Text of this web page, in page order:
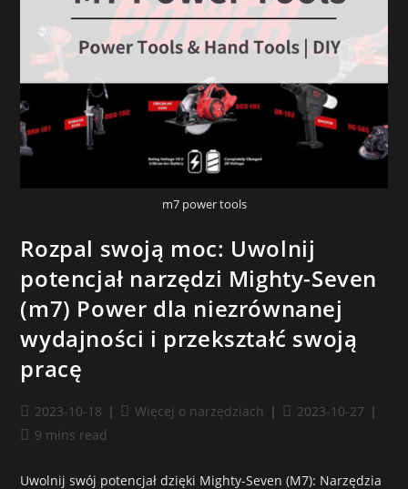
m7 power tools
Rozpal swoją moc: Uwolnij
potencjał narzędzi Mighty-Seven
(m7) Power dla niezrównanej
wydajności i przekształć swoją
pracę
2023-10-18 Więcej o narzędziach
2023-10-27
9 mins read
Uwolnij swój potencjał dzięki Mighty-Seven (M7): Narzędzia